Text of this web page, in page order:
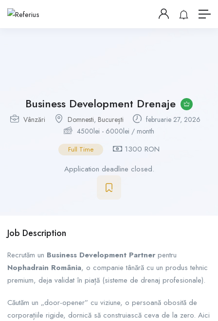
Business Development Drenaje
Vânzări Domnesti, București
februarie 27, 2026
4500lei - 6000lei / month
Full Time
1300 RON
Application deadline closed.
Job Description
Recrutăm un Business Development Partner pentru
Nophadrain România, o companie tânără cu un produs tehnic
premium, deja validat în piață (sisteme de drenaj profesionale).
Căutăm un „door-opener” cu viziune, o persoană obosită de
corporațiile rigide, dornică să construiască ceva de la zero. Aici